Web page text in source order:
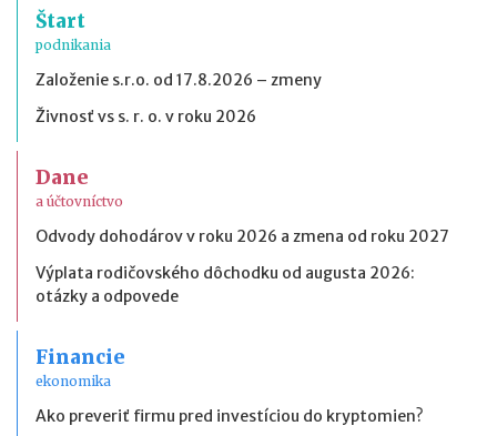
Štart
podnikania
Založenie s.r.o. od 17.8.2026 – zmeny
Živnosť vs s. r. o. v roku 2026
Dane
a účtovníctvo
Odvody dohodárov v roku 2026 a zmena od roku 2027
Výplata rodičovského dôchodku od augusta 2026:
otázky a odpovede
Financie
ekonomika
Ako preveriť firmu pred investíciou do kryptomien?